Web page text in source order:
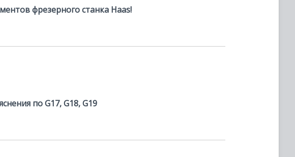
фрезерного станка Haas!
по G17, G18, G19